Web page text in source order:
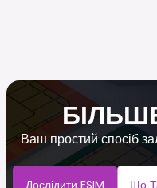
Ваш простий спосіб
Дослідити ESIM Що